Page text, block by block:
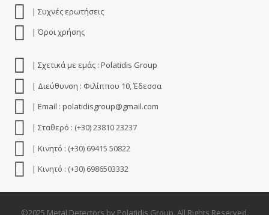
| Συχνές ερωτήσεις
| Όροι χρήσης
| Σχετικά με εμάς : Polatidis Group
| Διεύθυνση : Φιλίππου 10, Έδεσσα
| Email : polatidisgroup@gmail.com
| Σταθερό : (+30) 23810 23237
| Κινητό : (+30) 69415 50822
| Κινητό : (+30) 6986503332
©2025 Metal Detectors by Polatidis Group. All Rights Reserved.